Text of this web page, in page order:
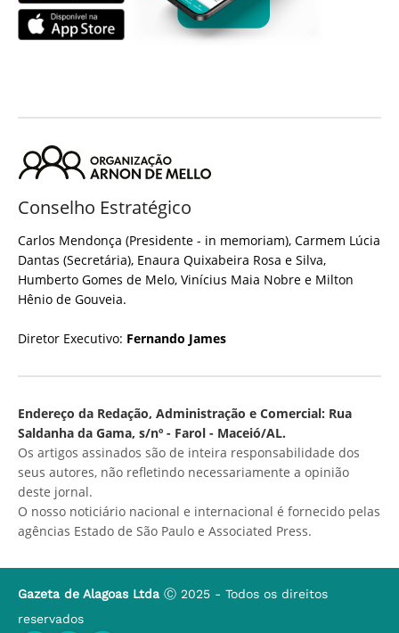
Conselho Estratégico
Carlos Mendonça (Presidente - in memoriam), Carmem Lúcia
Dantas (Secretária), Enaura Quixabeira Rosa e Silva,
Humberto Gomes de Melo, Vinícius Maia Nobre e Milton
Hênio de Gouveia.
Diretor Executivo: Fernando James
Endereço da Redação, Administração e Comercial: Rua
Saldanha da Gama, s/nº - Farol - Maceió/AL.
Os artigos assinados são de inteira responsabilidade dos
seus autores, não refletindo necessariamente a opinião
deste jornal.
O nosso noticiário nacional e internacional é fornecido pelas
agências Estado de São Paulo e Associated Press.
Gazeta de Alagoas Ltda Ⓒ 2025 - Todos os direitos
reservados